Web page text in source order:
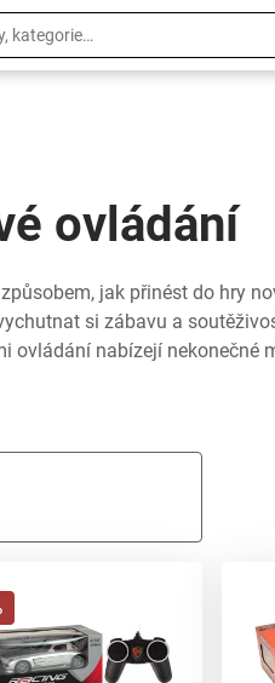
ovládání
jak přinést do hry
si zábavu a
ovládání nabízejí nekonečné